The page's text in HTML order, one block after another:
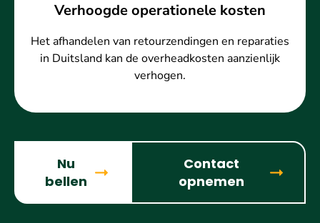
Verhoogde operationele kosten
Het afhandelen van retourzendingen en reparaties
in Duitsland kan de overheadkosten aanzienlijk
verhogen.
Nu
bellen
Contact
opnemen